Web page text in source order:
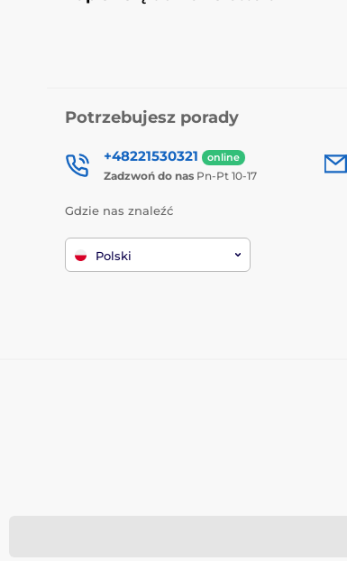
Potrzebujesz porady
+48221530321 online
Zadzwoń do nas Pn-Pt 10-17
Gdzie nas znaleźć
Polski